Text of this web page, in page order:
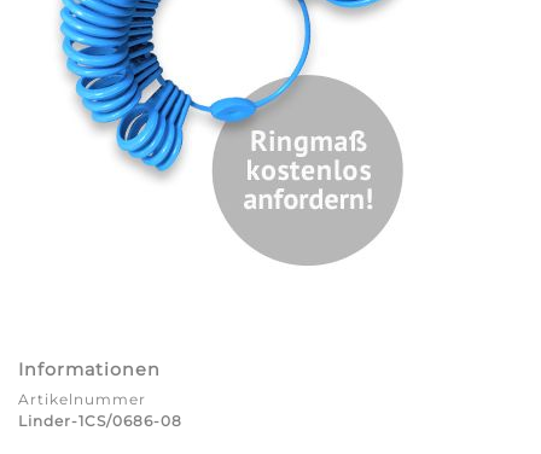
Informationen
Artikelnummer
Linder-1CS/0686-08